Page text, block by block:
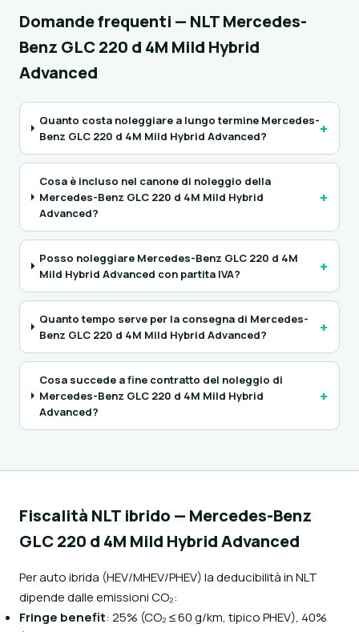
Domande frequenti — NLT Mercedes-
Benz GLC 220 d 4M Mild Hybrid
Advanced
Quanto costa noleggiare a lungo termine Mercedes-
Benz GLC 220 d 4M Mild Hybrid Advanced?
+
Cosa è incluso nel canone di noleggio della
Mercedes-Benz GLC 220 d 4M Mild Hybrid
Advanced?
+
Posso noleggiare Mercedes-Benz GLC 220 d 4M
Mild Hybrid Advanced con partita IVA?
+
Quanto tempo serve per la consegna di Mercedes-
Benz GLC 220 d 4M Mild Hybrid Advanced?
+
Cosa succede a fine contratto del noleggio di
Mercedes-Benz GLC 220 d 4M Mild Hybrid
Advanced?
+
Fiscalità NLT ibrido — Mercedes-Benz
GLC 220 d 4M Mild Hybrid Advanced
Per auto ibrida (HEV/MHEV/PHEV) la deducibilità in NLT
dipende dalle emissioni CO₂:
Fringe benefit: 25% (CO₂ ≤ 60 g/km, tipico PHEV), 40%